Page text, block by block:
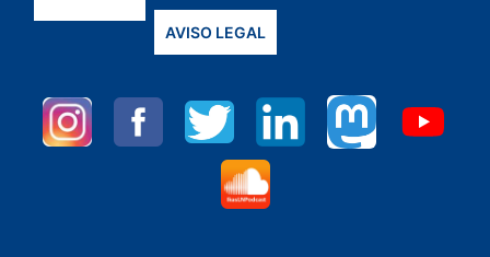
AVISO LEGAL